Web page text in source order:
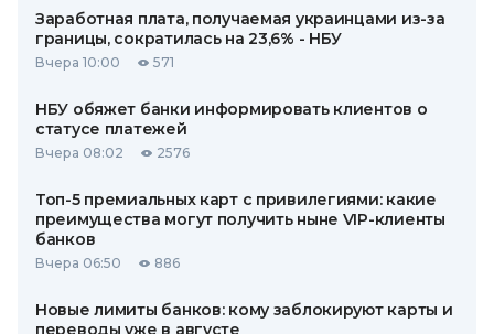
Заработная плата, получаемая украинцами из-за
границы, сократилась на 23,6% - НБУ
Вчера 10:00 571
НБУ обяжет банки информировать клиентов о
статусе платежей
Вчера 08:02 2576
Топ-5 премиальных карт с привилегиями: какие
преимущества могут получить ныне VIP-клиенты
банков
Вчера 06:50 886
Новые лимиты банков: кому заблокируют карты и
переводы уже в августе